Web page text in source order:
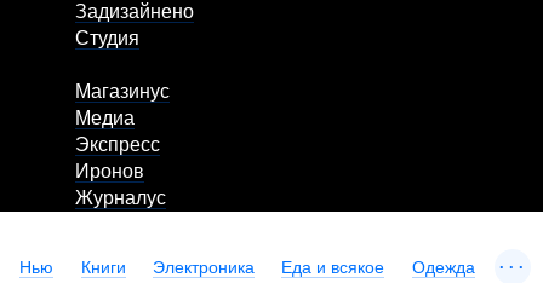
Задизайнено
Студия
Магазинус
Медиа
Экспресс
Иронов
Журналус
Нью Книги Электроника Еда и всякое Одежда ...